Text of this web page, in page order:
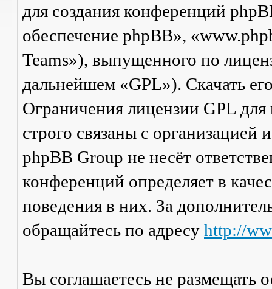
для создания конференций
обеспечение phpBB»,
Teams»), выпущенного по
дальнейшем «GPL»). Скачать
Ограничения лицензии GPL
строго связаны с
phpBB Group не несёт
конференций определяет в
поведения в них. За
обращайтесь по адресу http://
Вы соглашаетесь не размещать